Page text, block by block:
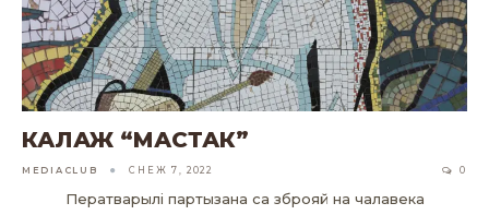
КАЛАЖ “МАСТАК”
MEDIACLUB СНЕЖ 7, 2022 0
Ператварылі партызана са зброяй на чалавека